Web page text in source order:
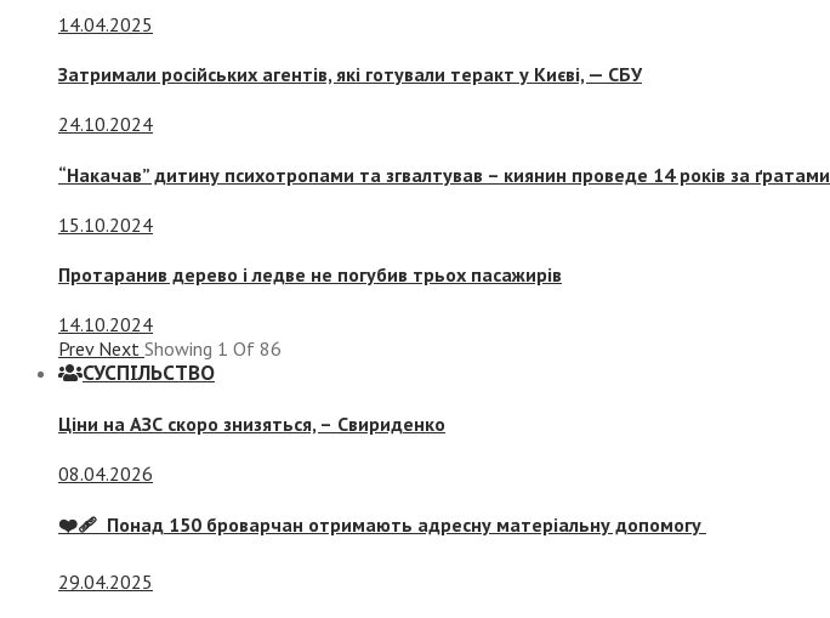
14.04.2025
Затримали російських агентів, які готували теракт у Києві, — СБУ
24.10.2024
“Накачав” дитину психотропами та згвалтував – киянин проведе 14 років за ґратами
15.10.2024
Протаранив дерево і ледве не погубив трьох пасажирів
14.10.2024
Prev Next Showing 1 Of 86
СУСПIЛЬСТВО
Ціни на АЗС скоро знизяться, – Свириденко
08.04.2026
❤️‍🩹 Понад 150 броварчан отримають адресну матеріальну допомогу
29.04.2025